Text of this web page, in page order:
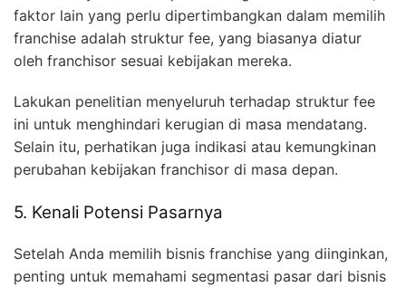
faktor lain yang perlu dipertimbangkan dalam memilih
franchise adalah struktur fee, yang biasanya diatur
oleh franchisor sesuai kebijakan mereka.
Lakukan penelitian menyeluruh terhadap struktur fee
ini untuk menghindari kerugian di masa mendatang.
Selain itu, perhatikan juga indikasi atau kemungkinan
perubahan kebijakan franchisor di masa depan.
5. Kenali Potensi Pasarnya
Setelah Anda memilih bisnis franchise yang diinginkan,
penting untuk memahami segmentasi pasar dari bisnis